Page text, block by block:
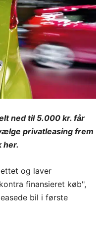
ned til 5.000 kr. får
privatleasing frem
her.
og laver
finansieret køb",
bil i første